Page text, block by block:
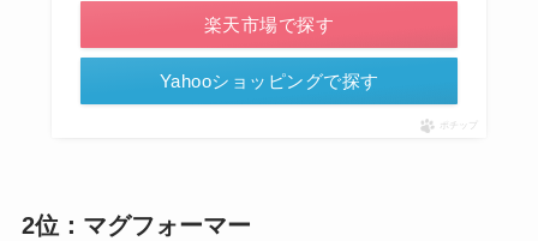
楽天市場で探す
Yahooショッピングで探す
ポチップ
2位：マグフォーマー